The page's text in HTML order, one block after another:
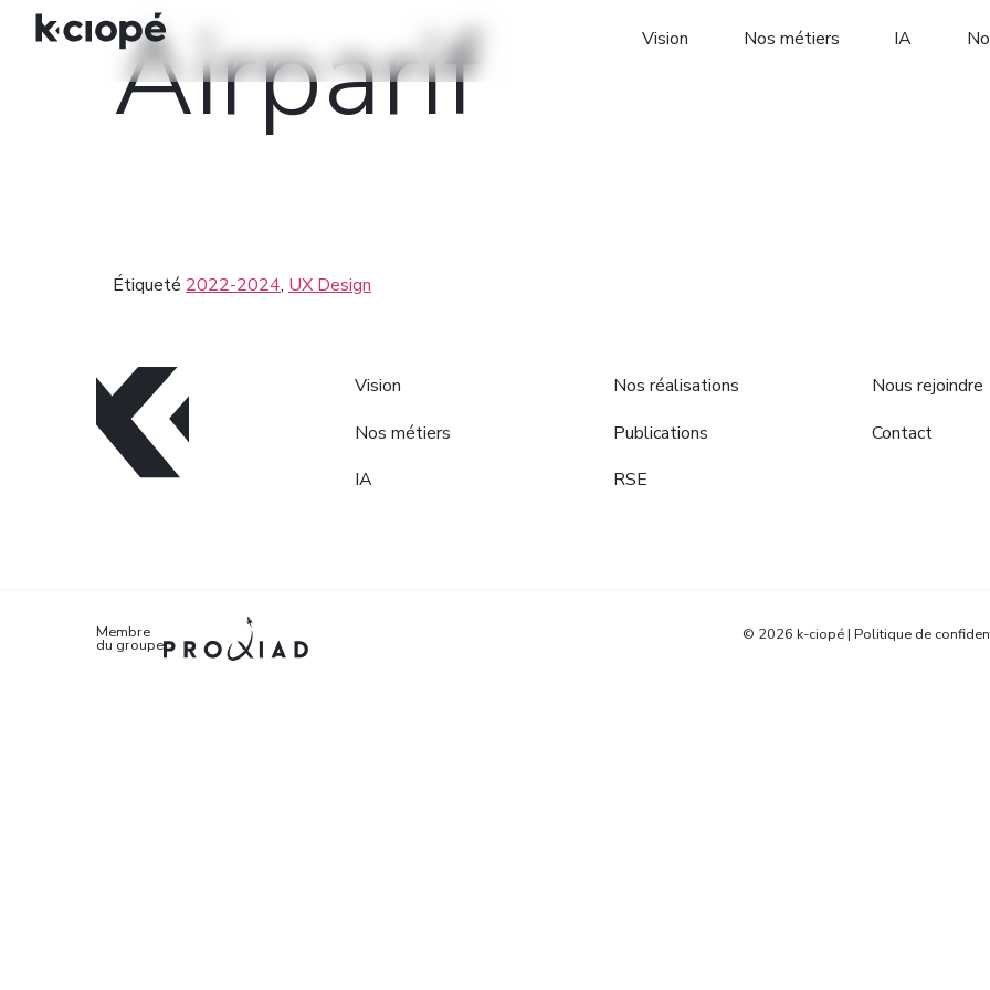
Vision Nos métiers IA
Airparif
Étiqueté 2022-2024, UX Design
Vision
Nos métiers
IA
Nos réalisations
Publications
RSE
Nous rejoindre
Contact
Membre
du groupe
© 2026 k-ciopé​ | Politique de